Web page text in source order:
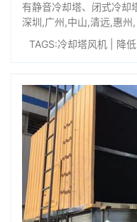
有静音冷却塔、闭式冷却
深圳,广州,中山,清远,惠州,
TAGS:冷却塔风机 降低